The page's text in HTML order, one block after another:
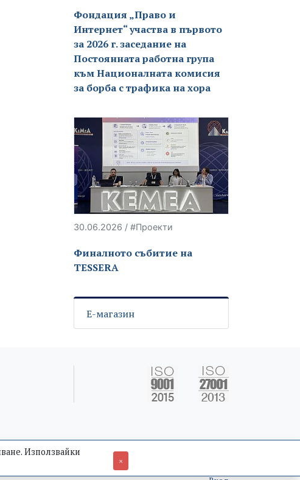
Фондация „Право и
Интернет“ участва в първото
за 2026 г. заседание на
Постоянната работна група
към Националната комисия
за борба с трафика на хора
30.06.2026 / #Проекти
Финалното събитие на
TESSERA
Е-магазин
Използвайки
×